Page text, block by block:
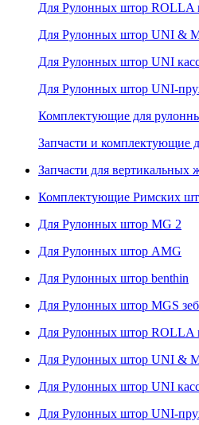
Для Рулонных штор ROLLA
Для Рулонных штор UNI &
Для Рулонных штор UNI
Для Рулонных штор UNI-
Комплектующие для
Запчасти и комплектующие
Запчасти для вертикальных
Комплектующие Римских
Для Рулонных штор MG 2
Для Рулонных штор AMG
Для Рулонных штор benthin
Для Рулонных штор MGS
Для Рулонных штор ROLLA
Для Рулонных штор UNI &
Для Рулонных штор UNI
Для Рулонных штор UNI-